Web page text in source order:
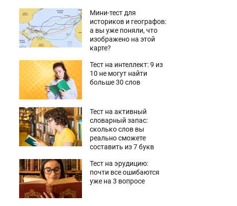
Мини-тест для
историков и географов:
а вы уже поняли, что
изображено на этой
карте?
Тест на интеллект: 9 из
10 не могут найти
больше 30 слов
Тест на активный
словарный запас:
сколько слов вы
реально сможете
составить из 7 букв
Тест на эрудицию:
почти все ошибаются
уже на 3 вопросе